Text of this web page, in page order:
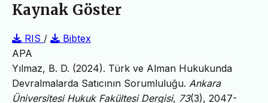
Kaynak Göster
RIS /
Bibtex
APA
Yılmaz, B. D. (2024). Türk ve Alman Hukukunda
Devralmalarda Satıcının Sorumluluğu. Ankara
Üniversitesi Hukuk Fakültesi Dergisi, 73(3), 2047-